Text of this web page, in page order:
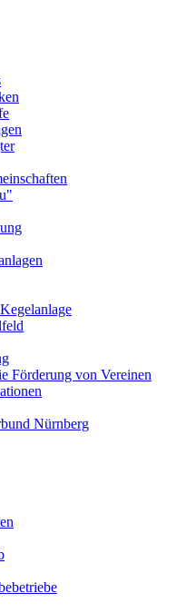
Förderung von Vereinen
Nürnberg